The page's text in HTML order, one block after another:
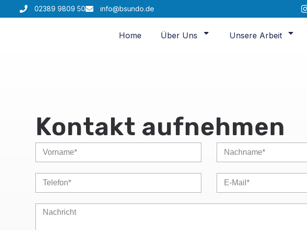
02389 9809 50 info@bsundo.de
Home Über Uns Unsere Arbeit
Kontakt aufnehmen